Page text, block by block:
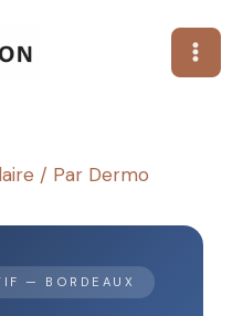
/ Par Dermo
— BORDEAUX